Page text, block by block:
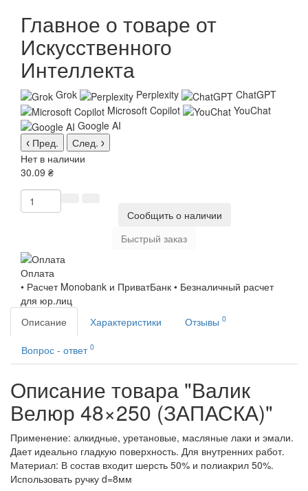
Главное о товаре от
Искусственного
Интеллекта
Grok Perplexity
ChatGPT
Microsoft Copilot
YouChat
Google AI
Пред.
След.
Нет в наличии
30.09 ₴
Сообщить о наличии
Быстрый заказ
Оплата
• Расчет Monobank и ПриватБанк • Безналичный расчет
для юр.лиц
Описание
Характеристики Отзывы 0
Вопрос - ответ 0
Описание товара "Валик
Велюр 48×250 (ЗАПАСКА)"
Применение: алкидные, уретановые, масляные лаки и эмали.
Дает идеально гладкую поверхность. Для внутренних работ.
Материал: В состав входит шерсть 50% и полиакрил 50%.
Использовать ручку d=8мм